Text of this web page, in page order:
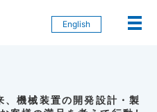
English
機械装置の開発設計・製